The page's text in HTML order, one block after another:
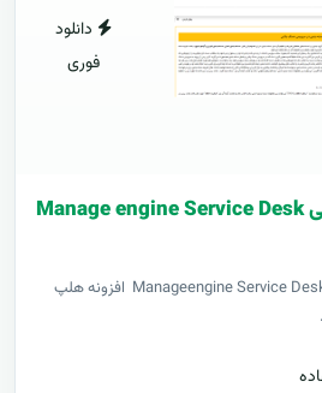
دانلود
فوری
افزونه هلپ کارت فارسی Manage engine Service Desk
افزونه هلپ کارت فارسی Manageengine Service Desk plus افزونه هلپ